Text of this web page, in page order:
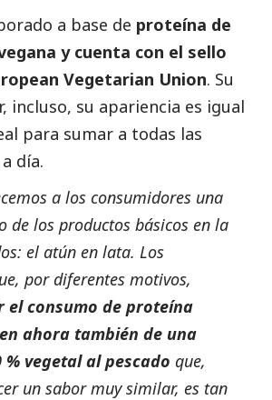
a base de proteína de
y cuenta con el sello
Vegetarian Union. Su
incluso, su apariencia es igual
para sumar a todas las
día.
a los consumidores una
de los productos básicos en la
el atún en lata. Los
por diferentes motivos,
el consumo de proteína
ahora también de una
vegetal al pescado que,
un sabor muy similar, es tan